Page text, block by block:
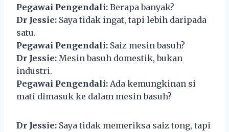
Pegawai Pengendali: Berapa banyak?
Dr Jessie: Saya tidak ingat, tapi lebih daripada
satu.
Pegawai Pengendali: Saiz mesin basuh?
Dr Jessie: Mesin basuh domestik, bukan
industri.
Pegawai Pengendali: Ada kemungkinan si
mati dimasuk ke dalam mesin basuh?
Dr Jessie: Saya tidak memeriksa saiz tong, tapi